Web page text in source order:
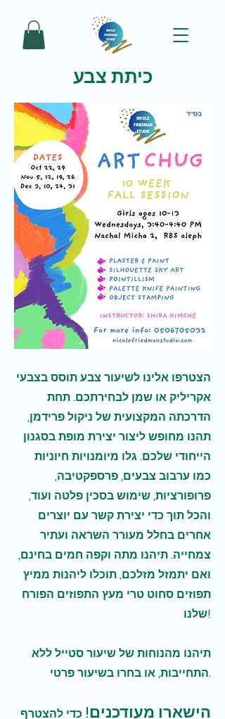
כיתת צבע
הצטרפו אלינו לשיעור צבע תוסס בצבעי
אקריליק או שמן לבחירתכם. תחת
הדרכתה המקצועית של ניקול פרידמן,
תהנו מחופש ליצור יצירת מופת בסגנון
הייחודי שלכם. גלו מיומנויות חיוניות
כמו ערבוב צבעים, פרספקטיבה,
פרופורציות, שימוש בסכין פלטה ועוד,
והכל תוך כדי יצירת קשר עם יוצרים
אחרים בחלל מעורר השראה ועתיר
צמחייה. תיהנו מתה וקפה חמים בחינם,
ואם יתמזל מזלכם, תוכלו ליהנות ממיץ
תפוזים סחוט טרי מעץ התפוזים הפורח
שלנו!
תיהנו מהנוחות של שיעור סטייל ללא
התחייבות, או בחרו בשיעור פרטי.
הישארו מעודכנים! כדי להצטרף